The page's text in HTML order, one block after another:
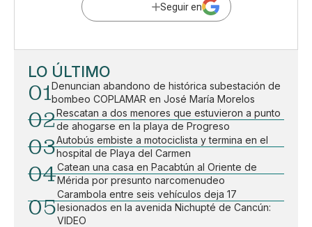
Seguir en
LO ÚLTIMO
01Denuncian abandono de histórica subestación de
bombeo COPLAMAR en José María Morelos
02Rescatan a dos menores que estuvieron a punto
de ahogarse en la playa de Progreso
03Autobús embiste a motociclista y termina en el
hospital de Playa del Carmen
04Catean una casa en Pacabtún al Oriente de
Mérida por presunto narcomenudeo
05
Carambola entre seis vehículos deja 17
lesionados en la avenida Nichupté de Cancún:
VIDEO